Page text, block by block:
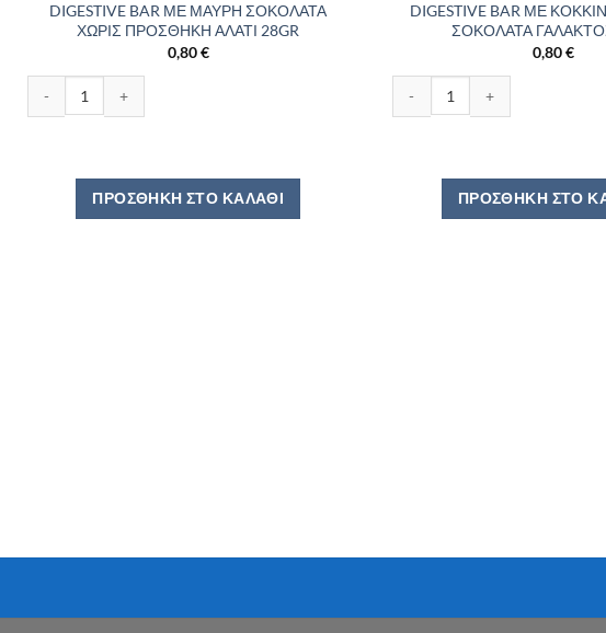
DIGESTIVE BAR ΜΕ ΜΑΥΡΗ ΣΟΚΟΛΑΤΑ
ΧΩΡΙΣ ΠΡΟΣΘΗΚΗ ΑΛΑΤΙ 28GR
0,80€
ΠΡΟΣΘΉΚΗ ΣΤΟ ΚΑΛΆΘΙ
DIGESTIVE BAR ΜΕ
ΣΟΚΟΛΑΤΑ
0,80€
ΠΡΟΣΘΉΚΗ ΣΤΟ